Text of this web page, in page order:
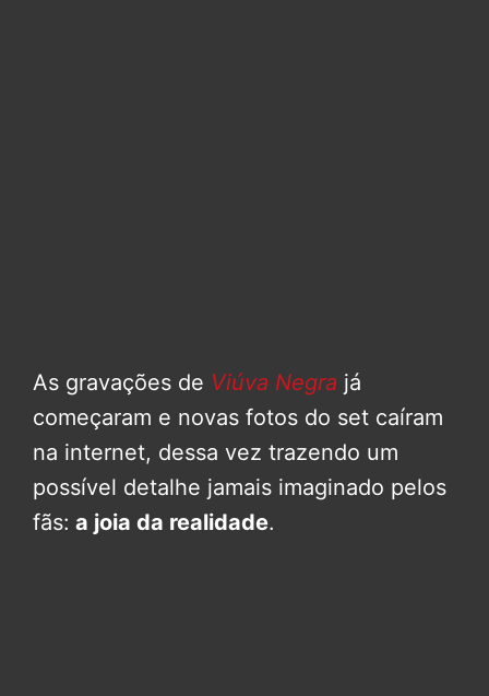
As gravações de Viúva Negra já
começaram e novas fotos do set caíram
na internet, dessa vez trazendo um
possível detalhe jamais imaginado pelos
fãs: a joia da realidade.